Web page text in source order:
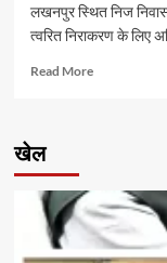
लखनपुर स्थित निज
त्वरित निराकरण के लिए
Read MoreRead
श्री
राजेश
अग्रवाल
खेल